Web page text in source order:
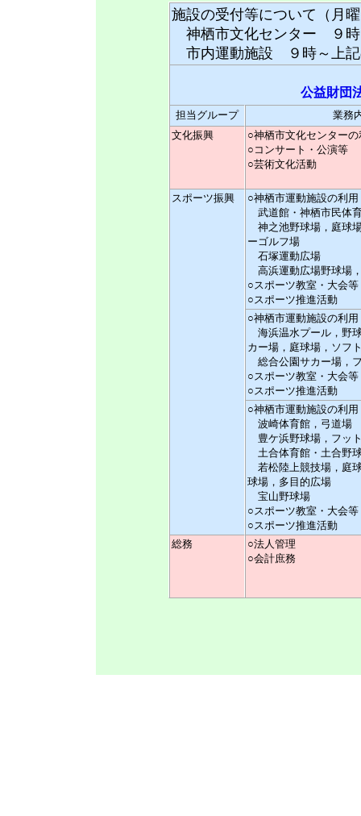
施設の受付等について（月
神栖市文化センター ９時
市内運動施設 ９時～上記
公益財団
担当グループ
業務
文化振興
○神栖市文化センターの
○コンサート・公演等
○芸術文化活動
スポーツ振興
○神栖市運動施設の利用
武道館・神栖市民体
神之池野球場，庭球
ーゴルフ場
石塚運動広場
高浜運動広場野球場
○スポーツ教室・大会等
○スポーツ推進活動
○神栖市運動施設の利用
海浜温水プール，野
カー場，庭球場，ソフ
総合公園サカー場，
○スポーツ教室・大会等
○スポーツ推進活動
○神栖市運動施設の利用
波崎体育館，弓道場
豊ケ浜野球場，フッ
土合体育館・土合野
若松陸上競技場，庭
球場，多目的広場
宝山野球場
○スポーツ教室・大会等
○スポーツ推進活動
総務
○法人管理
○会計庶務